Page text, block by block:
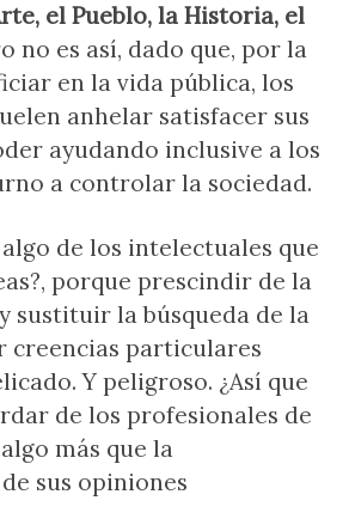
el Pueblo, la Historia, el
no es así, dado que, por la
en la vida pública, los
anhelar satisfacer sus
ayudando inclusive a los
a controlar la sociedad.
de los intelectuales que
porque prescindir de la
sustituir la búsqueda de la
creencias particulares
Y peligroso. ¿Así que
de los profesionales de
más que la
sus opiniones